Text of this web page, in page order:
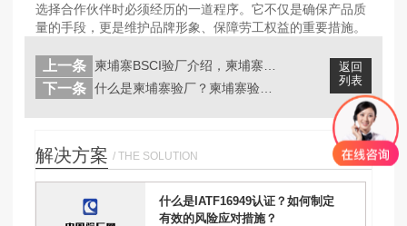
选择合作伙伴时必须经历的一道程序。它不仅是确保产品质
量的手段，更是维护品牌形象、保障劳工权益的重要措施。
返回
列表
上一条
下一条
解决方案 / THE SOLUTION
什么是IATF16949认证？如何制定
有效的风险应对措施？